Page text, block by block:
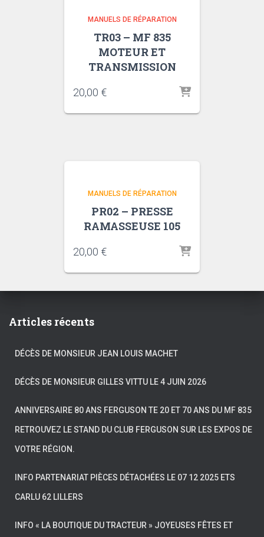
MANUELS DE RÉPARATION
TR03 – MF 835
MOTEUR ET
TRANSMISSION
20,00 €
MANUELS DE RÉPARATION
PR02 – PRESSE
RAMASSEUSE 105
20,00 €
Articles récents
DÉCÈS DE MONSIEUR JEAN LOUIS MACHET
DÉCÈS DE MONSIEUR GILLES VITTU LE 4 JUIN 2026
ANNIVERSAIRE 80 ANS FERGUSON TE 20 ET 70 ANS DU MF 835
RETROUVEZ LE STAND DU CLUB FERGUSON SUR LES EXPOS DE
VOTRE RÉGION.
INFO PARTENARIAT PIÈCES DÉTACHÉES LE 07 12 2025 ETS
CARLU 62 LILLERS
INFO « LA BOUTIQUE DU TRACTEUR » JOYEUSES FÊTES ET